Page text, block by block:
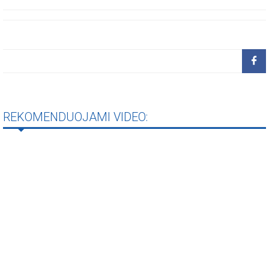
REKOMENDUOJAMI VIDEO: